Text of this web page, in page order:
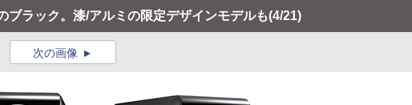
ブラック。漆/アルミの限定デザインモデルも(4/21)
次の画像